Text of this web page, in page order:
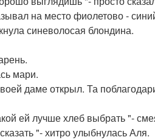
на место фиолетово -
синеволосая блондина.
мари.
даме открыл. Та
ей лучше хлеб выбрать "-
"- хитро улыбнулась Аля.